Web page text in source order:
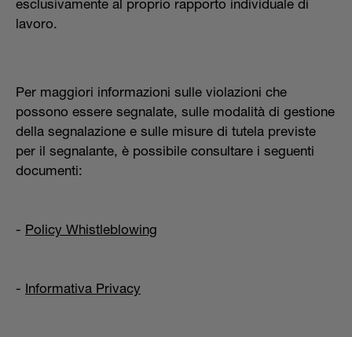
esclusivamente al proprio rapporto individuale di
lavoro.
Per maggiori informazioni sulle violazioni che
possono essere segnalate, sulle modalità di gestione
della segnalazione e sulle misure di tutela previste
per il segnalante, è possibile consultare i seguenti
documenti:
- Policy Whistleblowing
- Informativa Privacy